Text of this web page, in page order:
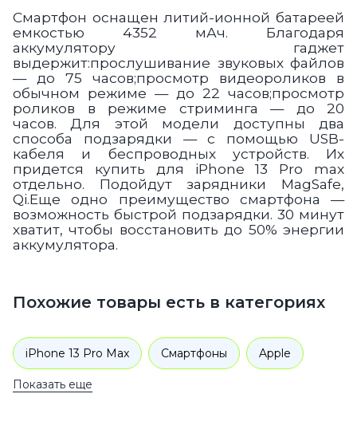
Смартфон оснащен литий-ионной батареей
емкостью 4352 мАч. Благодаря
аккумулятору гаджет
выдержит:прослушивание звуковых файлов
— до 75 часов;просмотр видеороликов в
обычном режиме — до 22 часов;просмотр
роликов в режиме стриминга — до 20
часов. Для этой модели доступны два
способа подзарядки — с помощью USB-
кабеля и беспроводных устройств. Их
придется купить для iPhone 13 Pro max
отдельно. Подойдут зарядники MagSafe,
Qi.Еще одно преимущество смартфона —
возможность быстрой подзарядки. 30 минут
хватит, чтобы восстановить до 50% энергии
аккумулятора.
Похожие товары есть в категориях
iPhone 13 Pro Max Смартфоны Apple
iPhone 13
Показать еще